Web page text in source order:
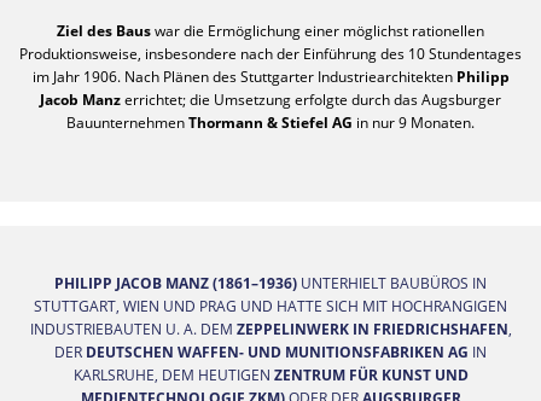
Ziel des Bauswar die Ermöglichung einer möglichst rationellen
Produktionsweise, insbesondere nach der Einführung des 10 Stundentages
im Jahr 1906. Nach Plänen des Stuttgarter Industriearchitekten Philipp
Jacob Manzerrichtet; die Umsetzung erfolgte durch das Augsburger
BauunternehmenThormann & Stiefel AG in nur 9 Monaten.
PHILIPP JACOB MANZ (1861–1936) UNTERHIELT BAUBÜROS IN
STUTTGART, WIEN UND PRAG UND HATTE SICH MIT HOCHRANGIGEN
INDUSTRIEBAUTEN U. A. DEM ZEPPELINWERK IN FRIEDRICHSHAFEN,
DER DEUTSCHEN WAFFEN- UND MUNITIONSFABRIKEN AG IN
KARLSRUHE, DEM HEUTIGEN ZENTRUM FÜR KUNST UND